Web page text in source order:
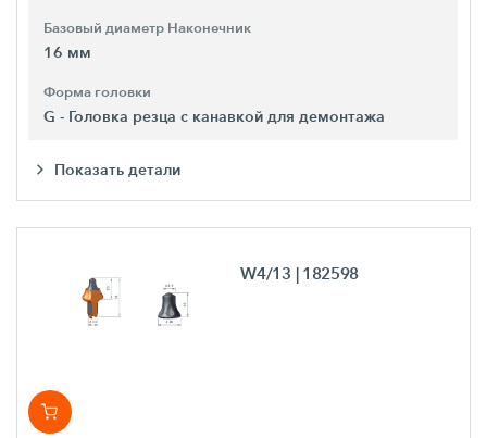
Базовый диаметр Наконечник
16 мм
Форма головки
G - Головка резца с канавкой для демонтажа
Показать детали
W4/13 | 182598